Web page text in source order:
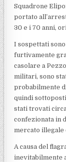
Squadrone
portato
30 e i 70 anni,
I sospettati
furtivamente
casolare a
militari, sono
probabilmente
quindi
stati trovati
confezionata in
mercato illegale
A causa del
inevitabilmente